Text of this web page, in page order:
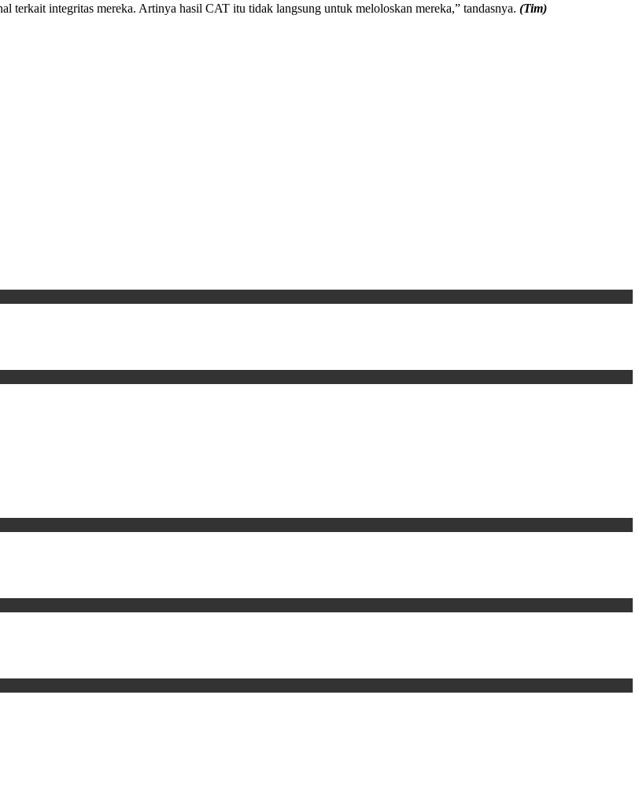
terkait integritas mereka. Artinya hasil CAT itu tidak langsung untuk meloloskan mereka,” tandasnya. (Tim)